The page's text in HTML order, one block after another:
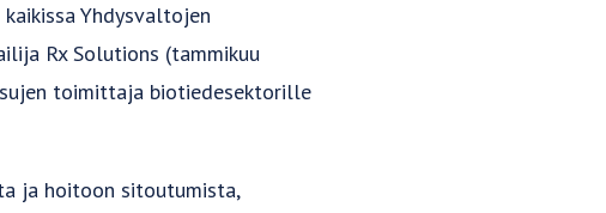
Yhdysvaltojen
Rx Solutions (tammikuu
toimittaja biotiedesektorille
ja hoitoon sitoutumista,